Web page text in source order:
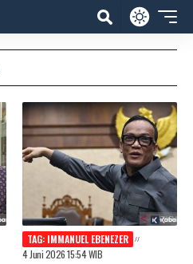
TAG: IMMANUEL EBENEZER
4 Juni 2026 15:54 WIB